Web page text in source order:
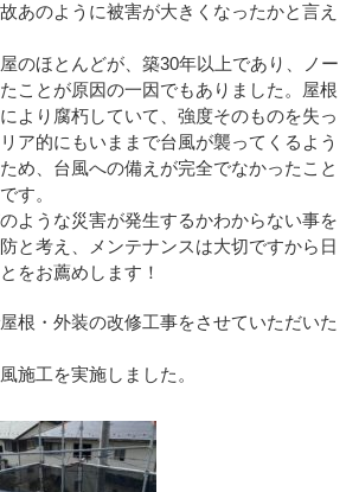
あのように被害が大きくなったかと言え
のほとんどが、築30年以上であり、ノー
ことが原因の一因でもありました。屋根
より腐朽していて、強度そのものを失っ
ア的にもいままで台風が襲ってくるよう
め、台風への備えが完全でなかったこと
す。
ような災害が発生するかわからない事を
と考え、メンテナンスは大切ですから日
をお薦めします！
根・外装の改修工事をさせていただいた
施工を実施しました。